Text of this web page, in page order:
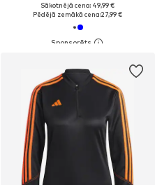
Sākotnējā cena: 49,99 €
Pēdējā zemākā cena:27,99 €